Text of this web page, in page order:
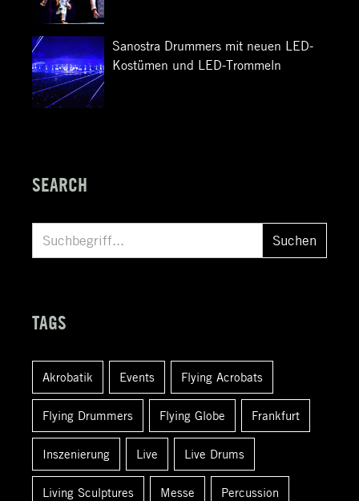
Sanostra Drummers mit neuen LED-
Kostümen und LED-Trommeln
SEARCH
u
e
c
h
Suchen
TAGS
Akrobatik Events Flying Acrobats
Flying Drummers Flying Globe Frankfurt
Inszenierung Live Live Drums
Living Sculptures Messe Percussion